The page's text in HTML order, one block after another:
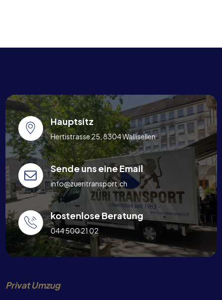
Hauptsitz
Hertistrasse 25, 8304 Wallisellen
Sende uns eine Email
info@zueritransport.ch
kostenlose Beratung
044 500 21 02
Privat Umzug